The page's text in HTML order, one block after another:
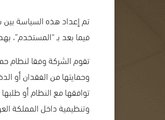
تم إعداد هذه السياسة بين
فيما بعد بـ “المستخدم”،
تقوم الشركة وفقا لنظام
وحمايتها من الفقدان أو
توافقها مع النظام أو
وتنظيمية داخل المملكة